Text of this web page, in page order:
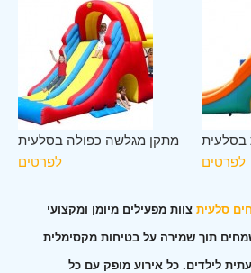
מתקן מגלשה כפולה בסלעית
לפרטים
לפרטים
סלעית צוות מפעילים מיומן ומקצועי
תוך שמירה על בטיחות מקסימלית
לילדים. כל אירוע מופק עם כל